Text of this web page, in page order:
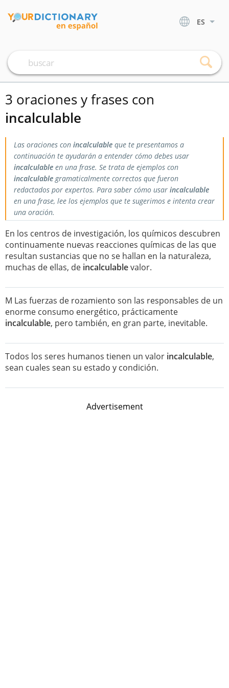
ES
3 oraciones y frases con
incalculable
Las oraciones con incalculable que te presentamos a
continuación te ayudarán a entender cómo debes usar
incalculable en una frase. Se trata de ejemplos con
incalculablegramaticalmente correctos que fueron
redactados por expertos. Para saber cómo usar incalculable
en una frase, lee los ejemplos que te sugerimos e intenta crear
una oración.
En los centros de investigación, los químicos descubren
continuamente nuevas reacciones químicas de las que
resultan sustancias que no se hallan en la naturaleza,
muchas de ellas, de incalculablevalor.
M Las fuerzas de rozamiento son las responsables de un
enorme consumo energético, prácticamente
incalculable, pero también, en gran parte, inevitable.
Todos los seres humanos tienen un valor incalculable,
sean cuales sean su estado y condición.
Advertisement